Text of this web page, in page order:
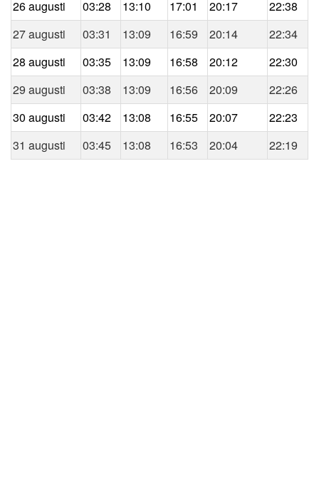
26 augusti 03:28 13:10 17:01 20:17
22:38
27 augusti
03:31 13:09 16:59 20:14
22:34
28 augusti
03:35 13:09 16:58 20:12
22:30
29 augusti
03:38 13:09 16:56 20:09
22:26
30 augusti
03:42 13:08 16:55 20:07
22:23
31 augusti
03:45 13:08 16:53 20:04 22:19